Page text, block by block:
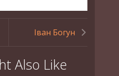
Іван Богун
Also Like